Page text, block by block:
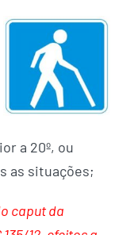
a 20º, ou
as situações;
caput da